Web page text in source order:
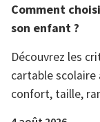
Comment
son enfant ?
Découvrez les
cartable
confort, taille,